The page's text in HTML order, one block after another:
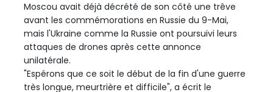
Moscou avait déjà décrété de son côté une trêve
avant les commémorations en Russie du 9-Mai,
mais l'Ukraine comme la Russie ont poursuivi leurs
attaques de drones après cette annonce
unilatérale.
"Espérons que ce soit le début de la fin d'une guerre
très longue, meurtrière et difficile", a écrit le